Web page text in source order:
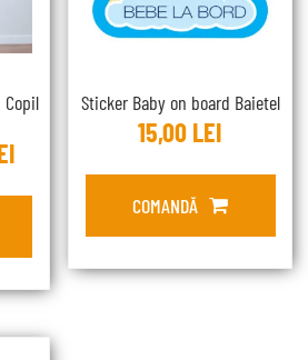
Sticker Baby on board Baietel
15,00 LEI
COMANDĂ